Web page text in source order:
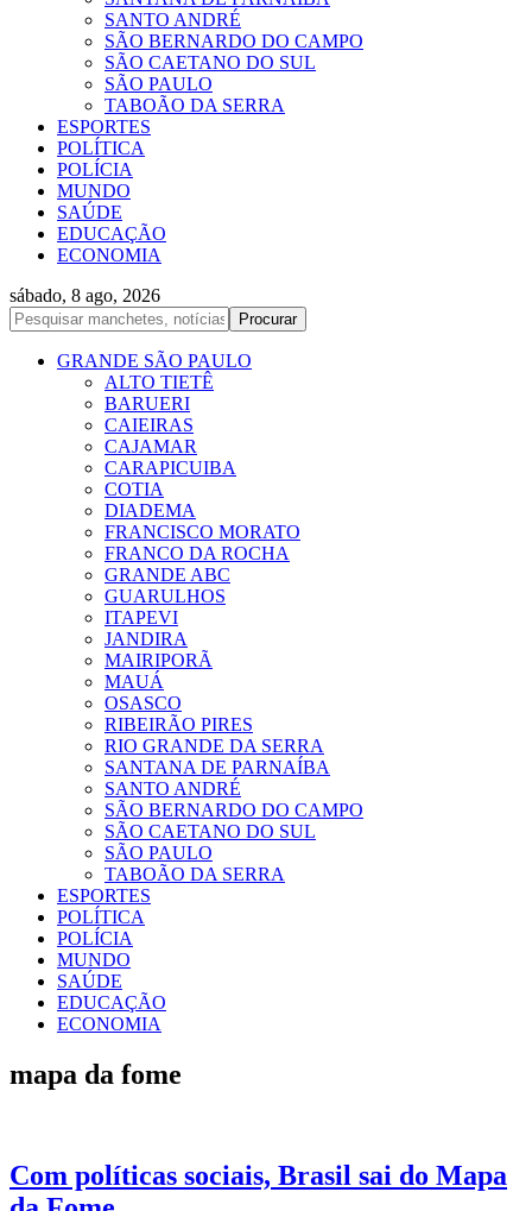
SANTO ANDRÉ
SÃO BERNARDO DO CAMPO
SÃO CAETANO DO SUL
SÃO PAULO
TABOÃO DA SERRA
ESPORTES
POLÍTICA
POLÍCIA
MUNDO
SAÚDE
EDUCAÇÃO
ECONOMIA
sábado, 8 ago, 2026
GRANDE SÃO PAULO
ALTO TIETÊ
BARUERI
CAIEIRAS
CAJAMAR
CARAPICUIBA
COTIA
DIADEMA
FRANCISCO MORATO
FRANCO DA ROCHA
GRANDE ABC
GUARULHOS
ITAPEVI
JANDIRA
MAIRIPORÃ
MAUÁ
OSASCO
RIBEIRÃO PIRES
RIO GRANDE DA SERRA
SANTANA DE PARNAÍBA
SANTO ANDRÉ
SÃO BERNARDO DO CAMPO
SÃO CAETANO DO SUL
SÃO PAULO
TABOÃO DA SERRA
ESPORTES
POLÍTICA
POLÍCIA
MUNDO
SAÚDE
EDUCAÇÃO
ECONOMIA
mapa da fome
Com políticas sociais, Brasil sai do Mapa